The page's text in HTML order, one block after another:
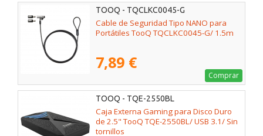
TOOQ - TQCLKC0045-G
Cable de Seguridad Tipo NANO para
Portátiles TooQ TQCLKC0045-G/ 1.5m
7,89 €
Comprar
TOOQ - TQE-2550BL
Caja Externa Gaming para Disco Duro
de 2.5" TooQ TQE-2550BL/ USB 3.1/ Sin
tornillos